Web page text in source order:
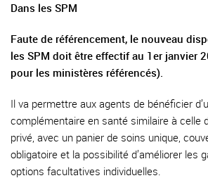
Dans les SPM
Faute de référencement, le nouveau
les SPM doit être effectif au 1er janvier
pour les ministères référencés).
Il va permettre aux agents de bénéficier
complémentaire en santé similaire à celle
privé, avec un panier de soins unique,
obligatoire et la possibilité d’améliorer les
options facultatives individuelles.